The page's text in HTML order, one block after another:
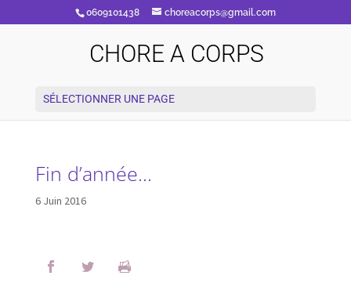
0609101438 choreacorps@gmail.com
CHORE A CORPS
SÉLECTIONNER UNE PAGE
Fin d’année…
6 Juin 2016